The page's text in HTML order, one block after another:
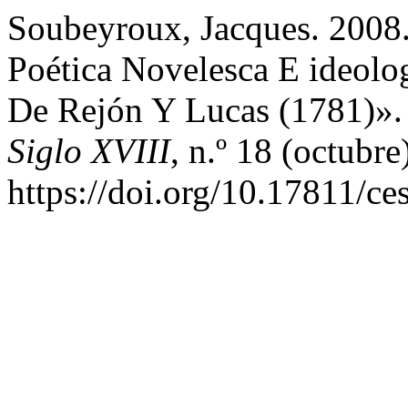
Soubeyroux, Jacques.
Poética Novelesca E
De Rejón Y Lucas
Siglo XVIII, n.º 18
https://doi.org/10.17811/